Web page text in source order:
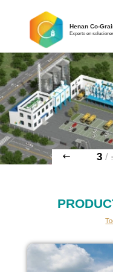
Henan Co-
Experto en
3/